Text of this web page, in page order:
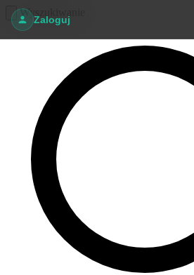
Zaloguj
Wyszukiwanie